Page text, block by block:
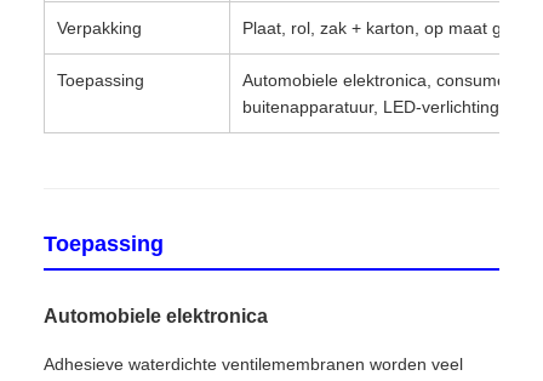
Verpakking Plaat, rol, zak + karton, op maat
Toepassing
Automobiele elektronica,
buitenapparatuur, LED-verlichting,
Toepassing
Automobiele elektronica
Adhesieve waterdichte ventilemembranen worden veel